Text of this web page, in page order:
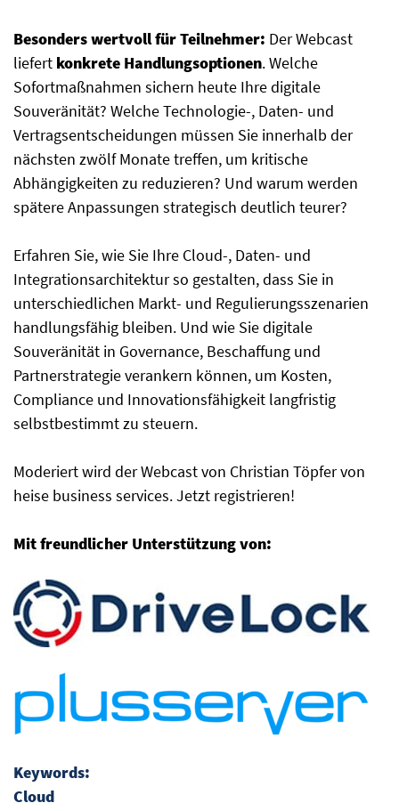
Besonders wertvoll für Teilnehmer: Der Webcast
liefert konkrete Handlungsoptionen. Welche
Sofortmaßnahmen sichern heute Ihre digitale
Souveränität? Welche Technologie-, Daten- und
Vertragsentscheidungen müssen Sie innerhalb der
nächsten zwölf Monate treffen, um kritische
Abhängigkeiten zu reduzieren? Und warum werden
spätere Anpassungen strategisch deutlich teurer?
Erfahren Sie, wie Sie Ihre Cloud-, Daten- und
Integrationsarchitektur so gestalten, dass Sie in
unterschiedlichen Markt- und Regulierungsszenarien
handlungsfähig bleiben. Und wie Sie digitale
Souveränität in Governance, Beschaffung und
Partnerstrategie verankern können, um Kosten,
Compliance und Innovationsfähigkeit langfristig
selbstbestimmt zu steuern.
Moderiert wird der Webcast von Christian Töpfer von
heise business services. Jetzt registrieren!
Mit freundlicher Unterstützung von:
Keywords:
Cloud